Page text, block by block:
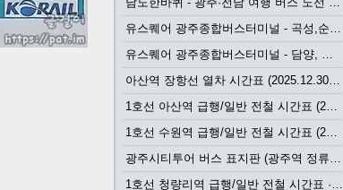
유스퀘어 광주종합버스터미널 - 곡성,순천／화순,보성,율포 방면 시외버스 시간표 (2026.1.31)
유스퀘어 광주종합버스터미널 - 담양, 순창, 남원, 무주, 장수, 거창, 대구 방면 시외버스 시간표 (2026...
아산역 장항선 열차 시간표 (2025.12.30 기준) (무궁화호, ITX-마음, 새마을호, 서해금빛열차)
1호선 아산역 급행/일반 전철 시간표 (2025.12.30~)
1호선 수원역 급행/일반 전철 시간표 (2025.12.30~)
광주시티투어 버스 표지판 (광주역 정류장) (2024?)
1호선 청량리역 급행/일반 전철 시간표 · 노선도 (2025.12.30~)